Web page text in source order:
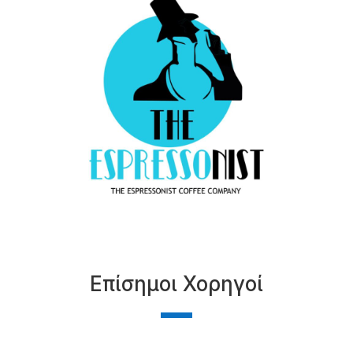
Επίσημοι Χορηγοί